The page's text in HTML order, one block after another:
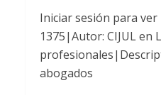
Iniciar sesión para ver
1375|Autor: CIJUL en
abogados